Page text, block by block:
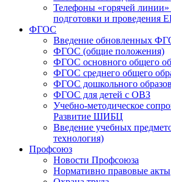
Телефоны «горячей
подготовки и проведения
ФГОС
Введение обновленных
ФГОС (общие положения)
ФГОС основного общего
ФГОС среднего общего
ФГОС дошкольного
ФГОС для детей с ОВЗ
Учебно-методическое
Развитие ШИБЦ
Введение учебных
технология)
Профсоюз
Новости Профсоюза
Нормативно правовые акты